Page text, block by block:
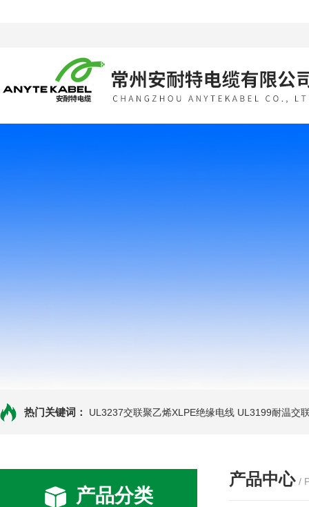
热门关键词： UL3237交联聚乙烯XLPE绝缘电线 UL3199耐温交
产品分类
产品中心 /